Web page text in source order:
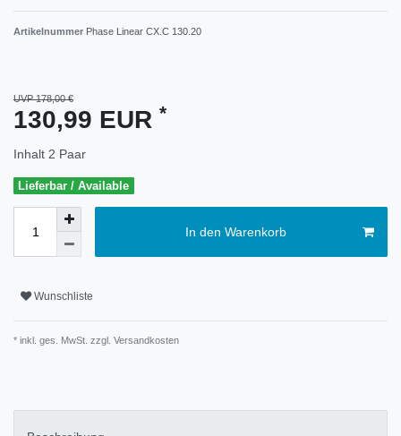
Artikelnummer Phase Linear CX.C 130.20
UVP 178,00 €
130,99 EUR *
Inhalt 2 Paar
Lieferbar / Available
In den Warenkorb
Wunschliste
* inkl. ges. MwSt. zzgl. Versandkosten